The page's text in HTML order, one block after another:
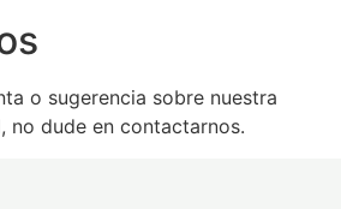
o sugerencia sobre nuestra
no dude en contactarnos.